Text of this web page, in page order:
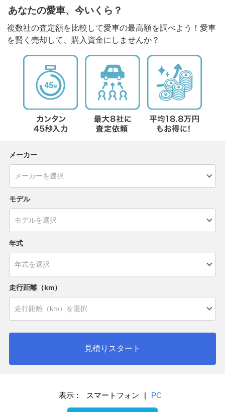
あなたの愛車、今いくら？
複数社の査定額を比較して愛車の最高額を調べよう！愛車
を賢く売却して、購入資金にしませんか？
メーカー
モデル
年式
走行距離（km）
見積りスタート
表示： スマートフォン | PC